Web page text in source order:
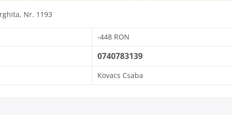
Nr. 1193
-448 RON
0740783139
Kovacs Csaba